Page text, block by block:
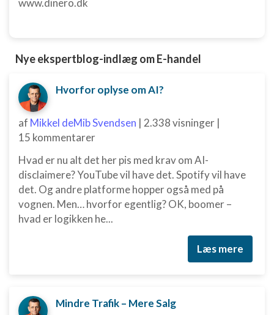
www.dinero.dk
Nye ekspertblog-indlæg om E-handel
Hvorfor oplyse om AI?
af Mikkel deMib Svendsen | 2.338 visninger |
15 kommentarer
Hvad er nu alt det her pis med krav om AI-
disclaimere? YouTube vil have det. Spotify vil have
det. Og andre platforme hopper også med på
vognen. Men… hvorfor egentlig? OK, boomer –
hvad er logikken he...
Læs mere
Mindre Trafik – Mere Salg